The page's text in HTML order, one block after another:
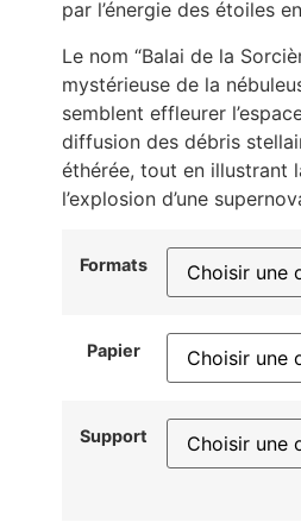
par l’énergie des étoiles
Le nom “Balai de la
mystérieuse de la
semblent effleurer
diffusion des débris
éthérée, tout en illustrant
l’explosion d’une
Formats
Papier
Support